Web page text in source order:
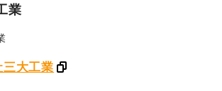
業
大工業